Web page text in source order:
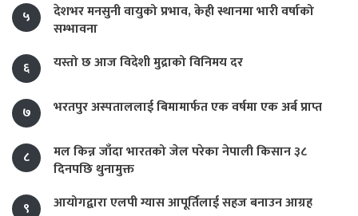
५
देशभर मनसुनी वायुको प्रभाव, केही स्थानमा भारी वर्षाको
सम्भावना
६
यस्तो छ आज विदेशी मुद्राको विनिमय दर
७ भरतपुर अस्पताललाई बिमामार्फत एक वर्षमा एक अर्ब प्राप्त
८
मल किन्न जाँदा भारतको जेल परेका नेपाली किसान ३८
दिनपछि थुनामुक्त
९
आयोगद्वारा एलपी ग्यास आपूर्तिलाई सहज बनाउन आग्रह